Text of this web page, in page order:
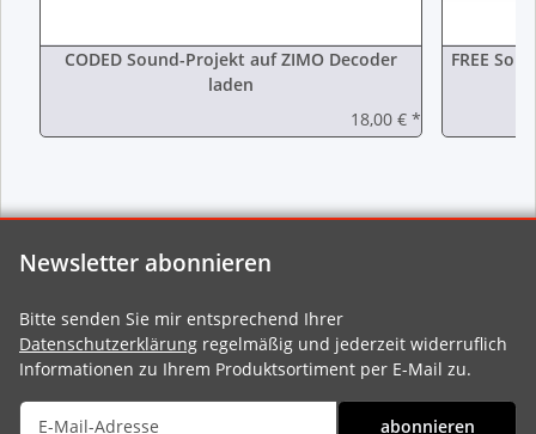
CODED Sound-Projekt auf ZIMO Decoder
laden
18,00 € *
FREE
Newsletter abonnieren
Bitte senden Sie mir entsprechend Ihrer
Datenschutzerklärung regelmäßig und jederzeit widerruflich
Informationen zu Ihrem Produktsortiment per E-Mail zu.
abonnieren